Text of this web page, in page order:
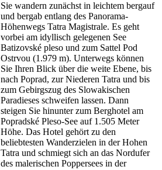
Sie wandern zunächst in leichtem bergauf
und bergab entlang des Panorama-
Höhenwegs Tatra Magistrale. Es geht
vorbei am idyllisch gelegenen See
Batizovské pleso und zum Sattel Pod
Ostrvou (1.979 m). Unterwegs können
Sie Ihren Blick über die weite Ebene, bis
nach Poprad, zur Niederen Tatra und bis
zum Gebirgszug des Slowakischen
Paradieses schweifen lassen. Dann
steigen Sie hinunter zum Berghotel am
Popradské Pleso-See auf 1.505 Meter
Höhe. Das Hotel gehört zu den
beliebtesten Wanderzielen in der Hohen
Tatra und schmiegt sich an das Nordufer
des malerischen Poppersees in der